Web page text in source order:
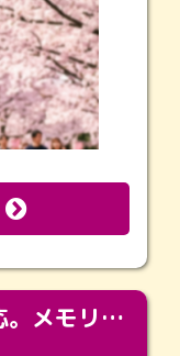
急な依頼にも寄り添う対応。メモリアルコーナーで振り返る大切な日々